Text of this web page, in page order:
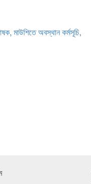
মাউশিতে অবস্থান কর্মসূচি,